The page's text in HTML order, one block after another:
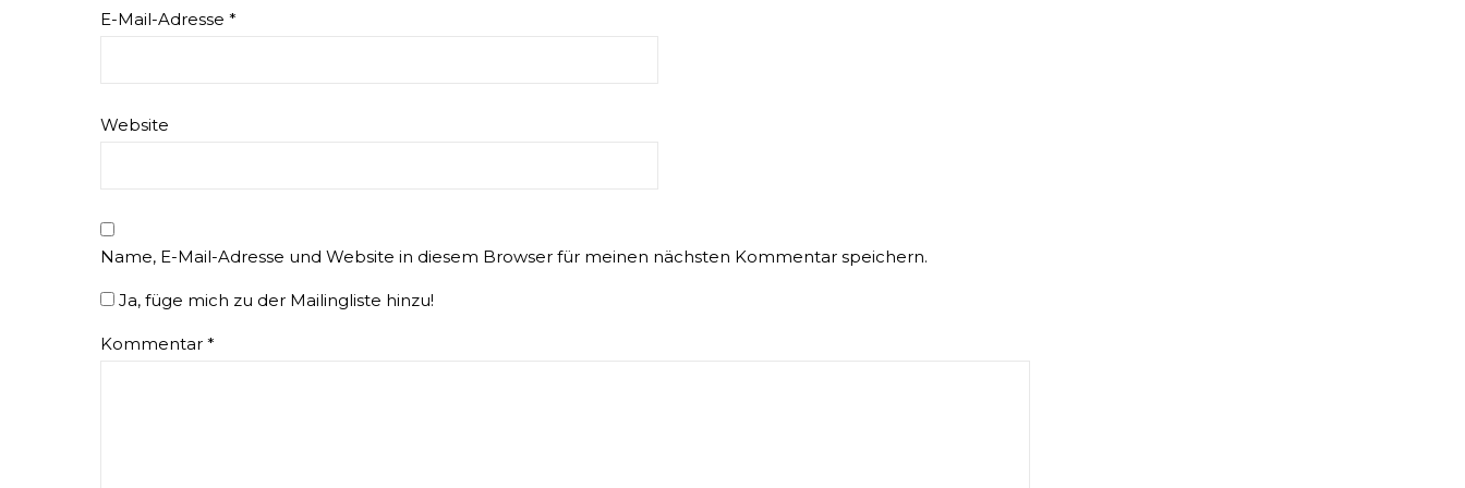
E-Mail-Adresse *
Website
Name, E-Mail-Adresse und Website in diesem Browser für meinen nächsten Kommentar speichern.
Ja, füge mich zu der Mailingliste hinzu!
Kommentar *